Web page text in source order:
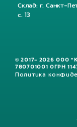
Склад: г. Санкт-
с. 13
© 2017- 2026 ООО
780701001 ОГРН
Политика